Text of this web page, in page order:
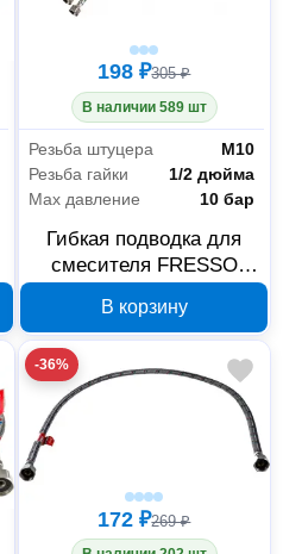
198 ₽305 ₽
В наличии 589 шт
Резьба штуцера
М10
Резьба гайки
1/2 дюйма
Max давление
10 бар
Гибкая подводка для
смесителя FRESSO
м, 2 шт
В корзину
-36%
172 ₽269 ₽